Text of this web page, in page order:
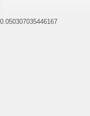
0.050307035446167